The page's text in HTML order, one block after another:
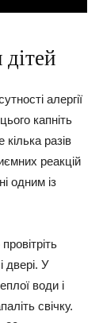
алергії
капніть
разів
реакцій
одним із
двері. У
води і
свічку.